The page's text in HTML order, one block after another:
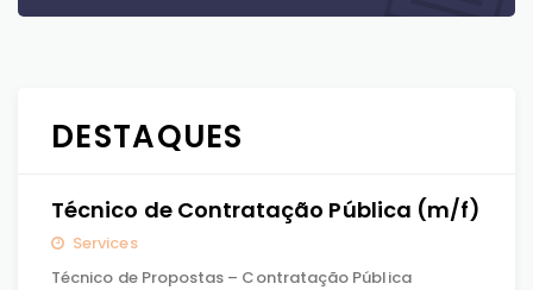
DESTAQUES
Técnico de Contratação Pública (m/f)
Services
Técnico de Propostas – Contratação Pública